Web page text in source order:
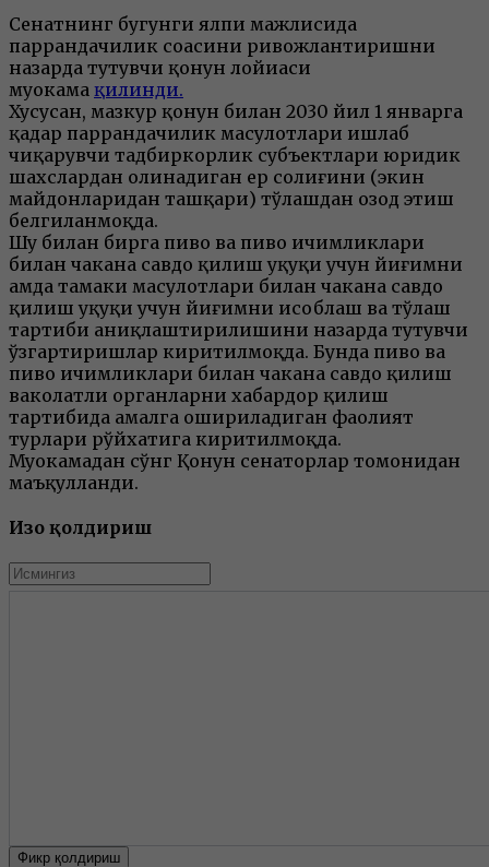
Сенатнинг бугунги ялпи мажлисида
паррандачилик соҳасини ривожлантиришни
назарда тутувчи қонун лойиҳаси
муҳокама қилинди.
Хусусан, мазкур қонун билан 2030 йил 1 январга
қадар паррандачилик маҳсулотлари ишлаб
чиқарувчи тадбиркорлик субъектлари юридик
шахслардан олинадиган ер солиғини (экин
майдонларидан ташқари) тўлашдан озод этиш
белгиланмоқда.
Шу билан бирга пиво ва пиво ичимликлари
билан чакана савдо қилиш ҳуқуқи учун йиғимни
ҳамда тамаки маҳсулотлари билан чакана савдо
қилиш ҳуқуқи учун йиғимни ҳисоблаш ва тўлаш
тартиби аниқлаштирилишини назарда тутувчи
ўзгартиришлар киритилмоқда. Бунда пиво ва
пиво ичимликлари билан чакана савдо қилиш
ваколатли органларни хабардор қилиш
тартибида амалга ошириладиган фаолият
турлари рўйхатига киритилмоқда.
Муҳокамадан сўнг Қонун сенаторлар томонидан
маъқулланди.
Изоҳ қолдириш
Фикр қолдириш